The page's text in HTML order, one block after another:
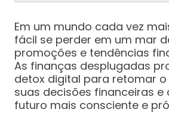
Em um mundo cada vez
fácil se perder em um mar
promoções e tendências
As finanças desplugadas
detox digital para retomar
suas decisões financeiras e
futuro mais consciente e